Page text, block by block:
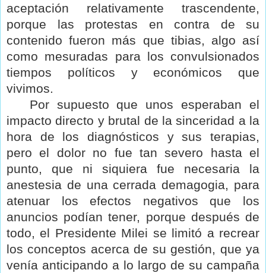
aceptación relativamente trascendente,
porque las protestas en contra de su
contenido fueron más que tibias, algo así
como mesuradas para los convulsionados
tiempos políticos y económicos que
vivimos.
Por supuesto que unos esperaban el
impacto directo y brutal de la sinceridad a la
hora de los diagnósticos y sus terapias,
pero el dolor no fue tan severo hasta el
punto, que ni siquiera fue necesaria la
anestesia de una cerrada demagogia, para
atenuar los efectos negativos que los
anuncios podían tener, porque después de
todo, el Presidente Milei se limitó a recrear
los conceptos acerca de su gestión, que ya
venía anticipando a lo largo de su campaña